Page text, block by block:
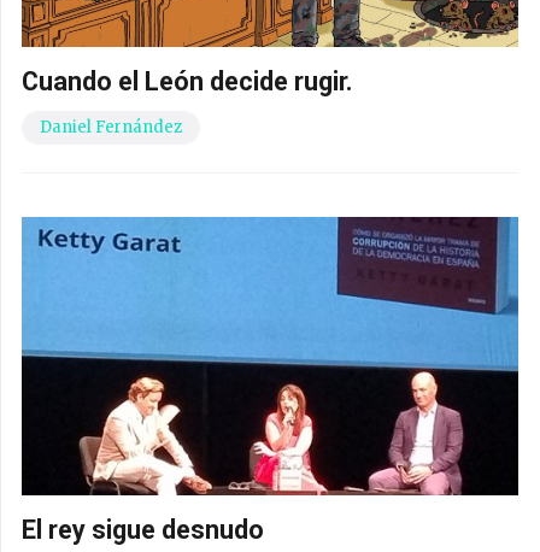
Cuando el León decide rugir.
Daniel Fernández
El rey sigue desnudo